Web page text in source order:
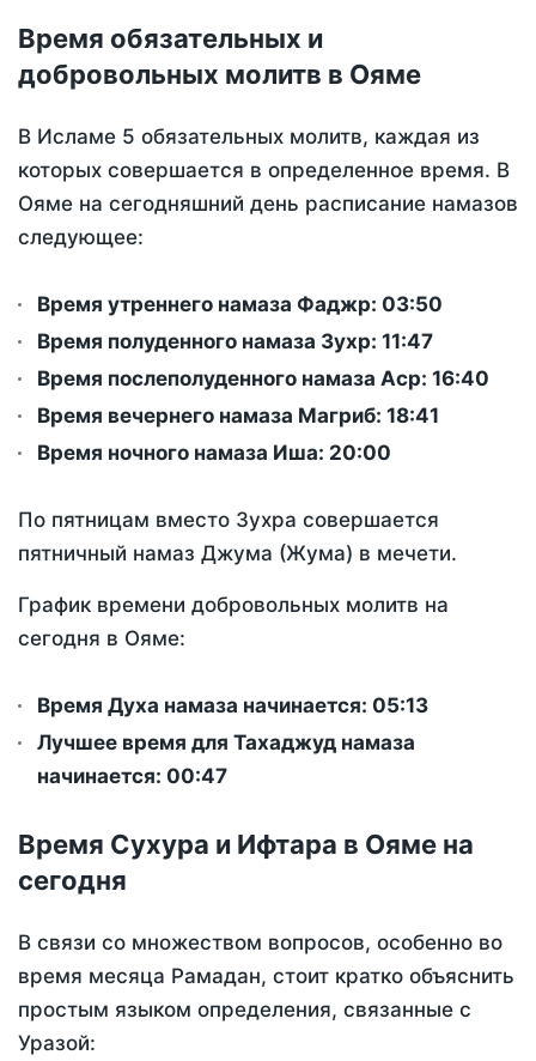
Время обязательных и
добровольных молитв в Ояме
В Исламе 5 обязательных молитв, каждая из
которых совершается в определенное время. В
Ояме на сегодняшний день расписание намазов
следующее:
Время утреннего намаза Фаджр: 03:50
Время полуденного намаза Зухр: 11:47
Время послеполуденного намаза Аср: 16:40
Время вечернего намаза Магриб: 18:41
Время ночного намаза Иша: 20:00
По пятницам вместо Зухра совершается
пятничный намаз Джума (Жума) в мечети.
График времени добровольных молитв на
сегодня в Ояме:
Время Духа намаза начинается: 05:13
Лучшее время для Тахаджуд намаза
начинается: 00:47
Время Сухура и Ифтара в Ояме на
сегодня
В связи со множеством вопросов, особенно во
время месяца Рамадан, стоит кратко объяснить
простым языком определения, связанные с
Уразой: